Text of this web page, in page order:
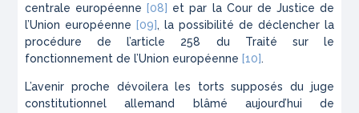
centrale européenne [08] et par la Cour de Justice de
l’Union européenne [09], la possibilité de déclencher la
procédure de l’article 258 du Traité sur le
fonctionnement de l’Union européenne [10].
L’avenir proche dévoilera les torts supposés du juge
constitutionnel allemand blâmé aujourd’hui de